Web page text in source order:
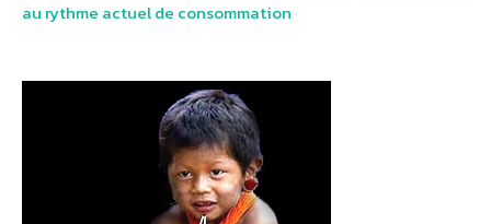
au rythme actuel de consommation